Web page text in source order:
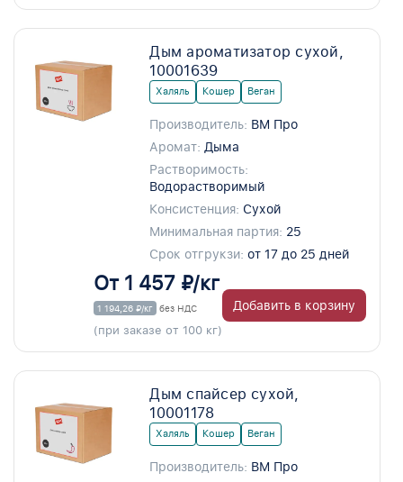
Дым ароматизатор сухой,
10001639
Халяль Кошер Веган
Производитель: ВМ Про
Аромат: Дыма
Растворимость:
Водорастворимый
Консистенция: Сухой
Минимальная партия: 25
Срок отгрукзи: от 17 до 25 дней
От 1 457 ₽/кг
1 194,26 ₽/кг без НДС
(при заказе от 100 кг)
Добавить в корзину
Дым спайсер сухой,
10001178
Халяль Кошер Веган
Производитель: ВМ Про